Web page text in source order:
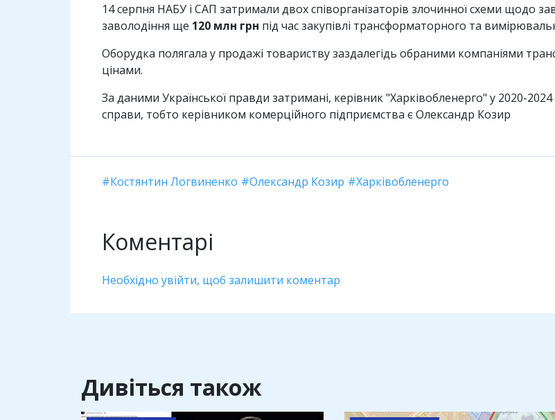
14 серпня НАБУ і САП затримали двох співорганізаторів злочинної схеми щодо
заволодіння ще 120 млн грн під час закупівлі трансформаторного та
Оборудка полягала у продажі товариству заздалегідь обраними компаніями
цінами.
За даними Української правди затримані, керівник "Харківобленерго" у 2020-
справи, тобто керівником комерційного підприємства є Олександр Козир
Костянтин Логвиненко Олександр Козир Харківобленерго
Коментарі
Необхідно увійти, щоб залишити коментар
Дивіться також